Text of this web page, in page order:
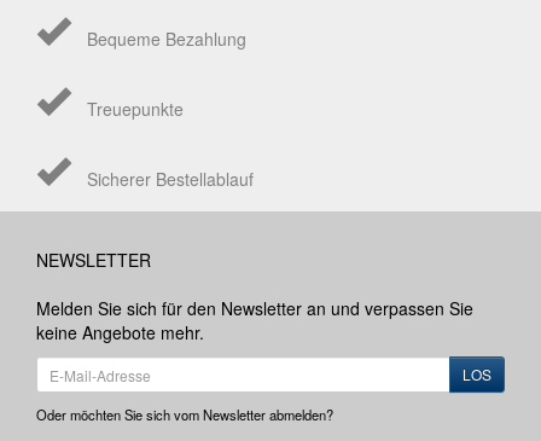
Bequeme Bezahlung
Treuepunkte
Sicherer Bestellablauf
NEWSLETTER
Melden Sie sich für den Newsletter an und verpassen Sie
keine Angebote mehr.
LOS
Oder möchten Sie sich vom Newsletter abmelden?